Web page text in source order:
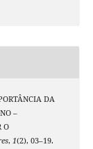
DA
–
O
, 1(2), 03–19.